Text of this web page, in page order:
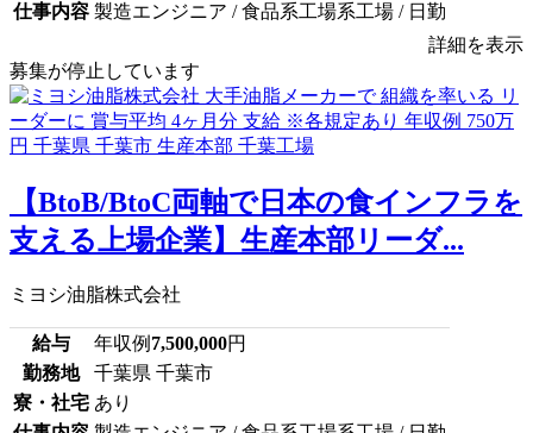
仕事内容 製造エンジニア / 食品系工場系工場 / 日勤
詳細を表示
募集が停止しています
【BtoB/BtoC両軸で日本の食インフラを
支える上場企業】生産本部リーダ...
ミヨシ油脂株式会社
給与 年収例 7,500,000円
勤務地
千葉県 千葉市
寮・社宅 あり